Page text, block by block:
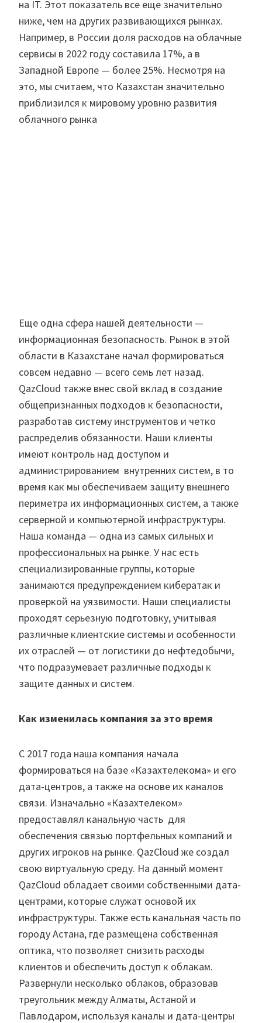
на IT. Этот показатель все еще значительно
ниже, чем на других развивающихся рынках.
Например, в России доля расходов на облачные
сервисы в 2022 году составила 17%, а в
Западной Европе — более 25%. Несмотря на
это, мы считаем, что Казахстан значительно
приблизился к мировому уровню развития
облачного рынка
Еще одна сфера нашей деятельности —
информационная безопасность. Рынок в этой
области в Казахстане начал формироваться
совсем недавно — всего семь лет назад.
QazCloud также внес свой вклад в создание
общепризнанных подходов к безопасности,
разработав систему инструментов и четко
распределив обязанности. Наши клиенты
имеют контроль над доступом и
администрированием внутренних систем, в то
время как мы обеспечиваем защиту внешнего
периметра их информационных систем, а также
серверной и компьютерной инфраструктуры.
Наша команда — одна из самых сильных и
профессиональных на рынке. У нас есть
специализированные группы, которые
занимаются предупреждением кибератак и
проверкой на уязвимости. Наши специалисты
проходят серьезную подготовку, учитывая
различные клиентские системы и особенности
их отраслей — от логистики до нефтедобычи,
что подразумевает различные подходы к
защите данных и систем.
Как изменилась компания за это время
С 2017 года наша компания начала
формироваться на базе «Казахтелекома» и его
дата-центров, а также на основе их каналов
связи. Изначально «Казахтелеком»
предоставлял канальную часть для
обеспечения связью портфельных компаний и
других игроков на рынке. QazCloud же создал
свою виртуальную среду. На данный момент
QazCloud обладает своими собственными дата-
центрами, которые служат основой их
инфраструктуры. Также есть канальная часть по
городу Астана, где размещена собственная
оптика, что позволяет снизить расходы
клиентов и обеспечить доступ к облакам.
Развернули несколько облаков, образовав
треугольник между Алматы, Астаной и
Павлодаром, используя каналы и дата-центры